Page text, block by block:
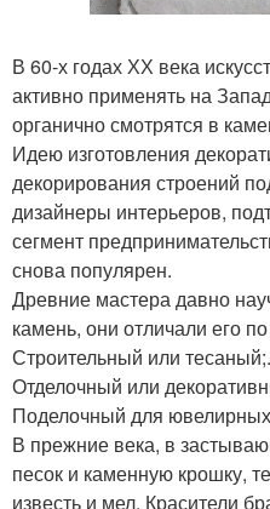
В 60-х годах ХХ века
активно применять на
органично смотрятся в
Идею изготовления
декорирования строений
дизайнеры интерьеров,
сегмент
снова популярен.
Древние мастера давно
камень, они отличали его
Строительный или тесаный;.
Отделочный или
Поделочный для
В прежние века, в
песок и каменную крошку,
известь и мел. Красители